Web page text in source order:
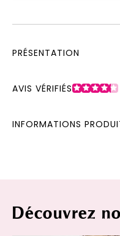
PRÉSENTATION
AVIS VÉRIFIÉS
INFORMATIONS
Découvrez